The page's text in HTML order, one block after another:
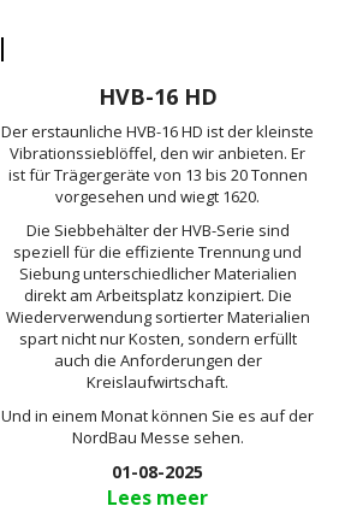
HVB-16 HD
Der erstaunliche HVB-16 HD ist der kleinste
Vibrationssieblöffel, den wir anbieten. Er
ist für Trägergeräte von 13 bis 20 Tonnen
vorgesehen und wiegt 1620.
Die Siebbehälter der HVB-Serie sind
speziell für die effiziente Trennung und
Siebung unterschiedlicher Materialien
direkt am Arbeitsplatz konzipiert. Die
Wiederverwendung sortierter Materialien
spart nicht nur Kosten, sondern erfüllt
auch die Anforderungen der
Kreislaufwirtschaft.
Und in einem Monat können Sie es auf der
NordBau Messe sehen.
01-08-2025
Lees meer